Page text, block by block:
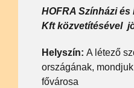
HOFRA Színházi
Kft közvetítésével
Helyszín: A létező
országának,
fővárosa